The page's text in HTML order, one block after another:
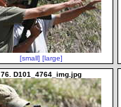
[small] [large]
76. D101_4764_img.jpg